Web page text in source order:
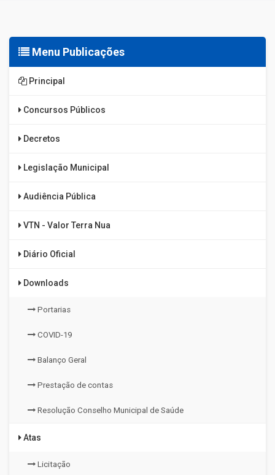
Menu Publicações
Principal
Concursos Públicos
Decretos
Legislação Municipal
Audiência Pública
VTN - Valor Terra Nua
Diário Oficial
Downloads
Portarias
COVID-19
Balanço Geral
Prestação de contas
Resolução Conselho Municipal de Saúde
Atas
Licitação